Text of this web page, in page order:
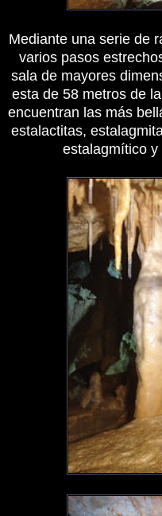
Mediante una serie de
varios pasos
sala de mayores
esta de 58 metros de
encuentran las más
estalactitas,
estalagmítico y